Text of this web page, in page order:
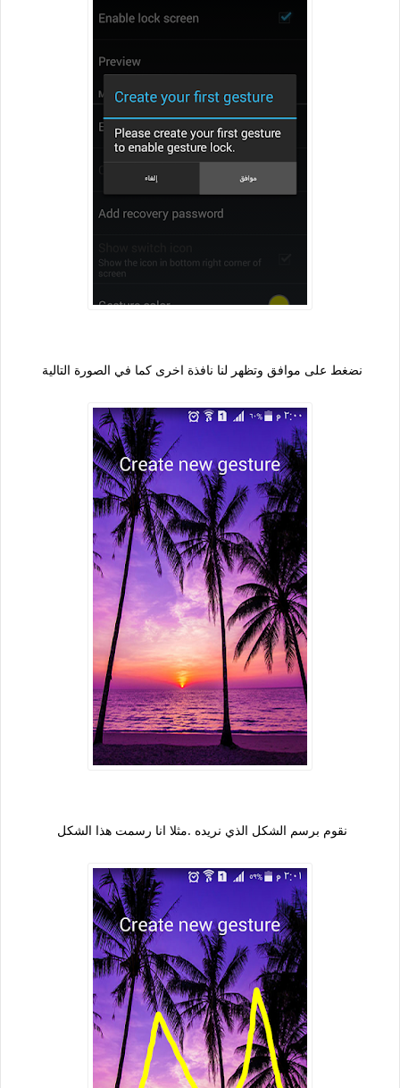
نضغط على موافق وتظهر لنا نافذة اخرى كما في الصورة التالية
نقوم برسم الشكل الذي نريده .مثلا انا رسمت هذا الشكل